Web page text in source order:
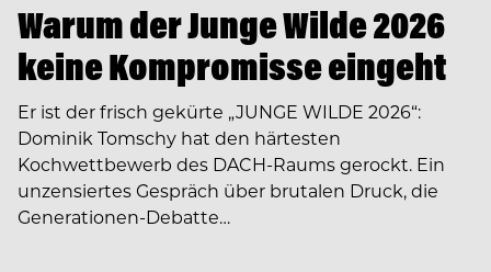
Warum der Junge Wilde 2026
keine Kompromisse eingeht
Er ist der frisch gekürte „JUNGE WILDE 2026“:
Dominik Tomschy hat den härtesten
Kochwettbewerb des DACH-Raums gerockt. Ein
unzensiertes Gespräch über brutalen Druck, die
Generationen-Debatte…